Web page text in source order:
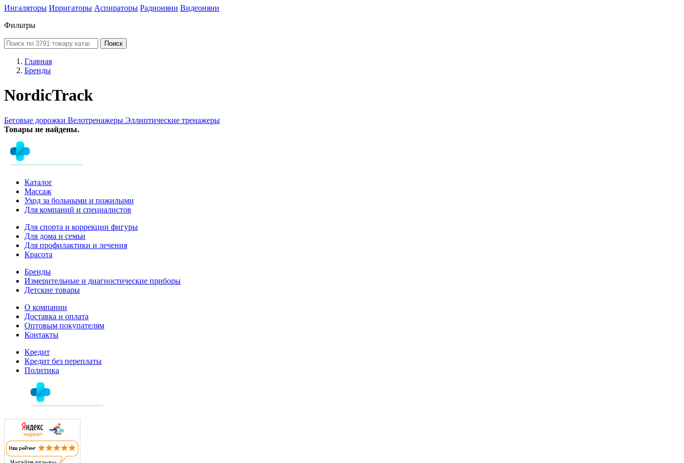
Ингаляторы Ирригаторы Аспираторы Радионяни Видеоняни
Фильтры
Поиск
Главная
Бренды
NordicTrack
Беговые дорожки Велотренажеры Эллиптические тренажеры
Товары не найдены.
Каталог
Массаж
Уход за больными и пожилыми
Для компаний и специалистов
Для спорта и коррекции фигуры
Для дома и семьи
Для профилактики и лечения
Красота
Бренды
Измерительные и диагностические приборы
Детские товары
О компании
Доставка и оплата
Оптовым покупателям
Контакты
Кредит
Кредит без переплаты
Политика